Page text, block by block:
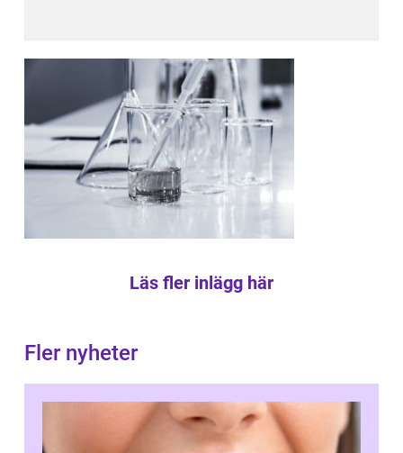
Läs fler inlägg här
Fler nyheter